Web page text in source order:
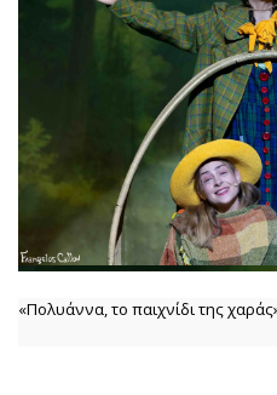
«Πολυάννα, το παιχνίδι της